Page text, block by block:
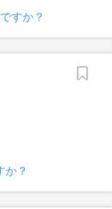
すか？
か？